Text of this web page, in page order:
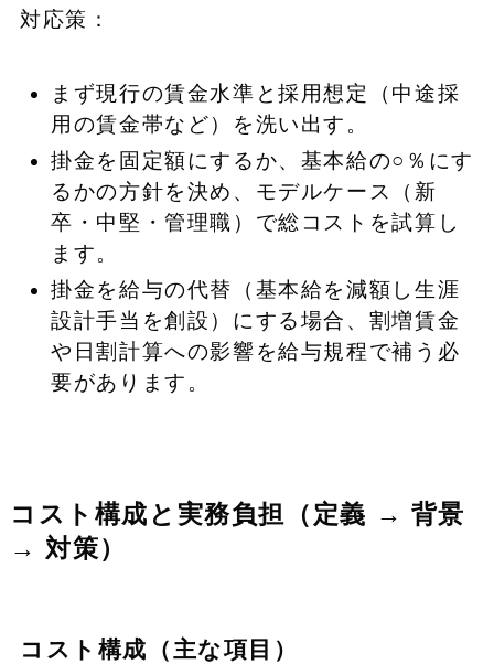
対応策：
まず現行の賃金水準と採用想定（中途採
用の賃金帯など）を洗い出す。
掛金を固定額にするか、基本給の○％にす
るかの方針を決め、モデルケース（新
卒・中堅・管理職）で総コストを試算し
ます。
掛金を給与の代替（基本給を減額し生涯
設計手当を創設）にする場合、割増賃金
や日割計算への影響を給与規程で補う必
要があります。
コスト構成と実務負担（定義 → 背景
→ 対策）
コスト構成（主な項目）